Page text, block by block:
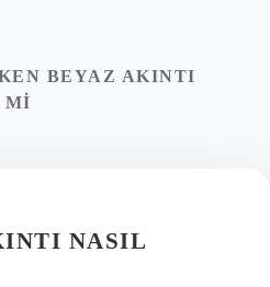
BEYAZ AKINTI
MI
NASIL